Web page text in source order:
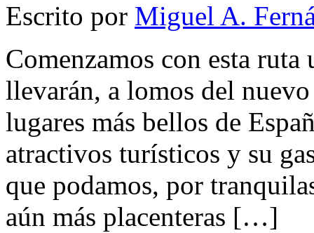
Escrito por Miguel A.
Comenzamos con esta
llevarán, a lomos del
lugares más bellos de
atractivos turísticos y su
que podamos, por
aún más placenteras […]